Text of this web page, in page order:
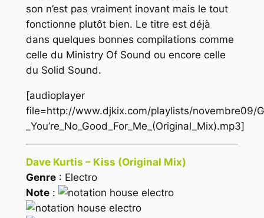
son n’est pas vraiment inovant mais le tout
fonctionne plutôt bien. Le titre est déjà
dans quelques bonnes compilations comme
celle du Ministry Of Sound ou encore celle
du Solid Sound.
[audioplayer
file=http://www.djkix.com/playlists/novembre09/
_You’re_No_Good_For_Me_(Original_Mix).mp3]
Dave Kurtis – Kiss (Original Mix)
Genre: Electro
Note: